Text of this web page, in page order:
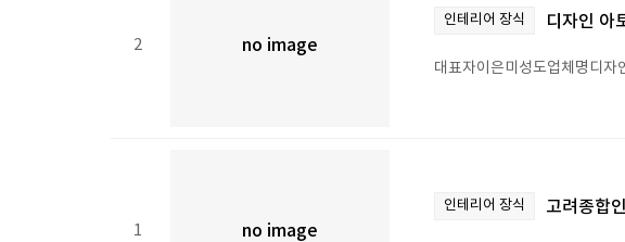
2 no image
인테리어 장식 디자인 아
대표자이은미성도업체명디
1 no image
인테리어 장식 고려종합